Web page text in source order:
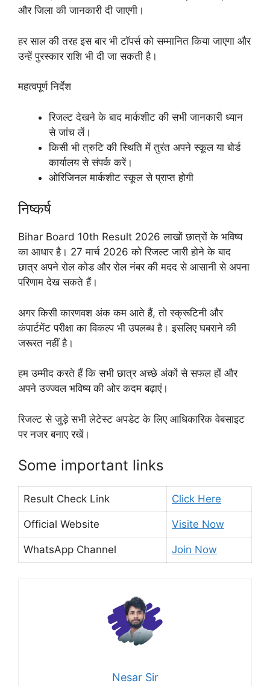
और जिला की जानकारी दी जाएगी।
हर साल की तरह इस बार भी टॉपर्स को सम्मानित किया जाएगा और
उन्हें पुरस्कार राशि भी दी जा सकती है।
महत्वपूर्ण निर्देश
रिजल्ट देखने के बाद मार्कशीट की सभी जानकारी ध्यान
से जांच लें।
किसी भी त्रुटि की स्थिति में तुरंत अपने स्कूल या बोर्ड
कार्यालय से संपर्क करें।
ओरिजिनल मार्कशीट स्कूल से प्राप्त होगी
निष्कर्ष
Bihar Board 10th Result 2026 लाखों छात्रों के भविष्य
का आधार है। 27 मार्च 2026 को रिजल्ट जारी होने के बाद
छात्र अपने रोल कोड और रोल नंबर की मदद से आसानी से अपना
परिणाम देख सकते हैं।
अगर किसी कारणवश अंक कम आते हैं, तो स्क्रूटिनी और
कंपार्टमेंट परीक्षा का विकल्प भी उपलब्ध है। इसलिए घबराने की
जरूरत नहीं है।
हम उम्मीद करते हैं कि सभी छात्र अच्छे अंकों से सफल हों और
अपने उज्ज्वल भविष्य की ओर कदम बढ़ाएं।
रिजल्ट से जुड़े सभी लेटेस्ट अपडेट के लिए आधिकारिक वेबसाइट
पर नजर बनाए रखें।
Some important links
Result Check Link Click Here
Official Website Visite Now
WhatsApp Channel Join Now
Nesar Sir